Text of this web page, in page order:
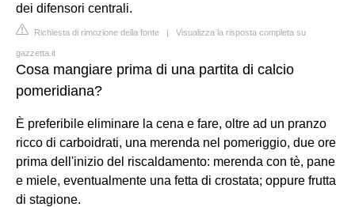
dei difensori centrali.
Richiesta di rimozione della fonte | Visualizza la risposta completa su
gazzetta.it
Cosa mangiare prima di una partita di calcio
pomeridiana?
È preferibile eliminare la cena e fare, oltre ad un pranzo
ricco di carboidrati, una merenda nel pomeriggio, due ore
prima dell'inizio del riscaldamento: merenda con tè, pane
e miele, eventualmente una fetta di crostata; oppure frutta
di stagione.